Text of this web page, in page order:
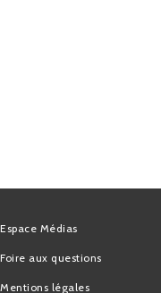
Espace Médias
Foire aux questions
Mentions légales